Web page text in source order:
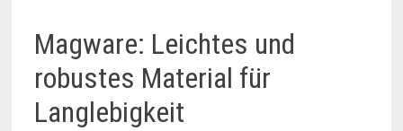
Magware: Leichtes und
robustes Material für
Langlebigkeit